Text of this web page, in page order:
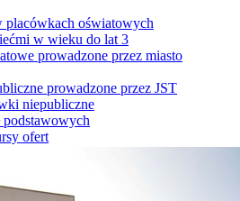
placówkach oświatowych
w wieku do lat 3
prowadzone przez miasto
prowadzone przez JST
niepubliczne
podstawowych
ofert